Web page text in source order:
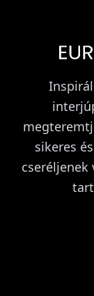
sikeres
cseréljenek